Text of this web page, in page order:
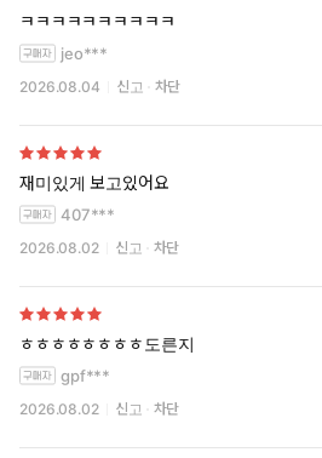
ㅋㅋㅋㅋㅋㅋㅋㅋㅋㅋ
jeo***
2026.08.04 신고 차단
재미있게 보고있어요
407***
2026.08.02 신고 차단
ㅎㅎㅎㅎㅎㅎㅎㅎ도른지
gpf***
2026.08.02 신고 차단